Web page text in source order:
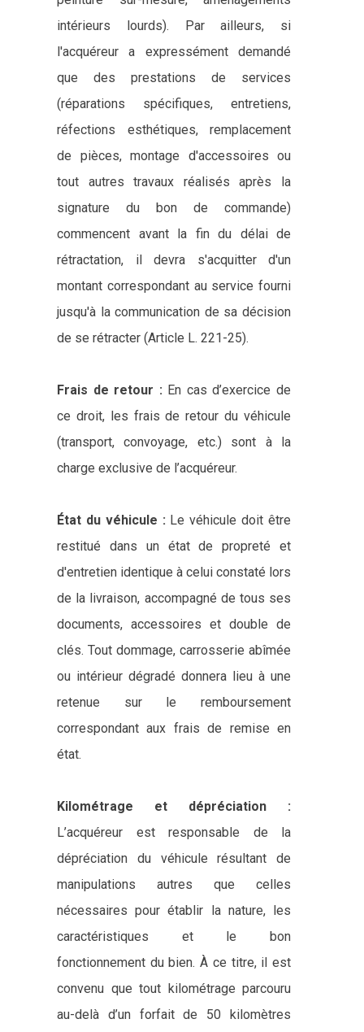
intérieurs lourds). Par ailleurs, si
l'acquéreur a expressément demandé
que des prestations de services
(réparations spécifiques, entretiens,
réfections esthétiques, remplacement
de pièces, montage d'accessoires ou
tout autres travaux réalisés après la
signature du bon de commande)
commencent avant la fin du délai de
rétractation, il devra s'acquitter d'un
montant correspondant au service fourni
jusqu'à la communication de sa décision
de se rétracter (Article L. 221-25).
Frais de retour : En cas d’exercice de
ce droit, les frais de retour du véhicule
(transport, convoyage, etc.) sont à la
charge exclusive de l’acquéreur.
État du véhicule : Le véhicule doit être
restitué dans un état de propreté et
d'entretien identique à celui constaté lors
de la livraison, accompagné de tous ses
documents, accessoires et double de
clés. Tout dommage, carrosserie abîmée
ou intérieur dégradé donnera lieu à une
retenue sur le remboursement
correspondant aux frais de remise en
état.
Kilométrage et dépréciation :
L’acquéreur est responsable de la
dépréciation du véhicule résultant de
manipulations autres que celles
nécessaires pour établir la nature, les
caractéristiques et le bon
fonctionnement du bien. À ce titre, il est
convenu que tout kilométrage parcouru
au-delà d’un forfait de 50 kilomètres